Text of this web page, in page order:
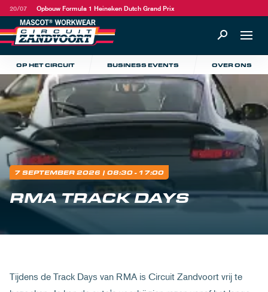
20/07 Opbouw Formula 1 Heineken Dutch Grand Prix
OP HET CIRCUIT BUSINESS EVENTS OVER ONS
7 SEPTEMBER 2026 | 08:30 - 17:00
RMA TRACK DAYS
Tijdens de Track Days van RMA is Circuit Zandvoort vrij te